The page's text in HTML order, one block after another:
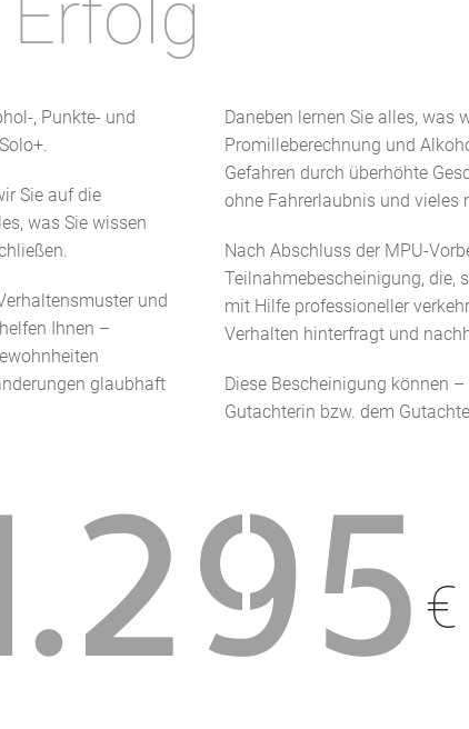
, Punkte- und
Sie auf die
was Sie wissen
und
Ihnen –
glaubhaft
Daneben lernen Sie alles,
Promilleberechnung und
Gefahren durch überhöhte
ohne Fahrerlaubnis und vieles
Nach Abschluss der MPU-
Teilnahmebescheinigung, die,
mit Hilfe professioneller
Verhalten hinterfragt und
Diese Bescheinigung können
Gutachterin bzw. dem
€